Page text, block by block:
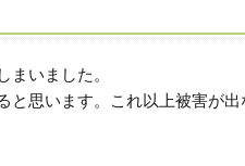
いました。
と思います。これ以上被害が出